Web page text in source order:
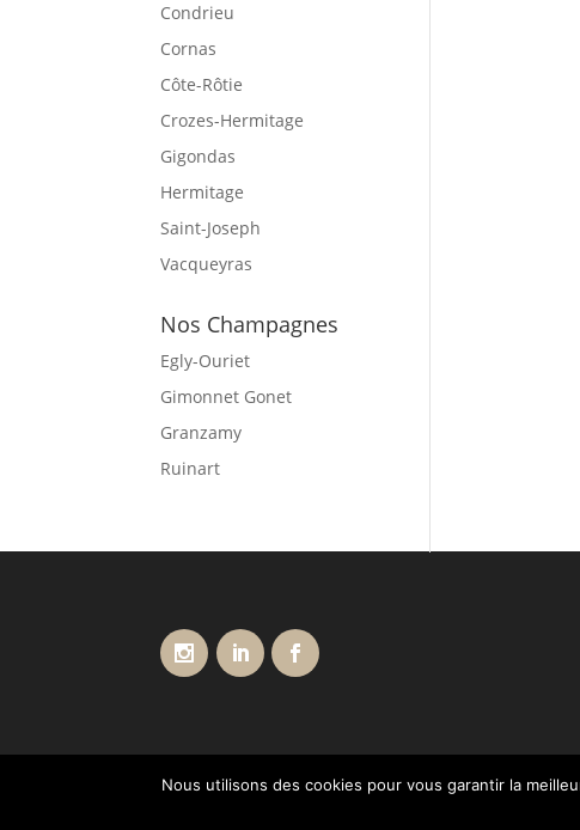
Condrieu
Cornas
Côte-Rôtie
Crozes-Hermitage
Gigondas
Hermitage
Saint-Joseph
Vacqueyras
Nos Champagnes
Egly-Ouriet
Gimonnet Gonet
Granzamy
Ruinart
Conditions générales de vente Livraisons
Nous utilisons des cookies pour vous garantir la